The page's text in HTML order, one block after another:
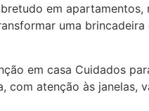
em
uma
em casa Cuidados
atenção às janelas,